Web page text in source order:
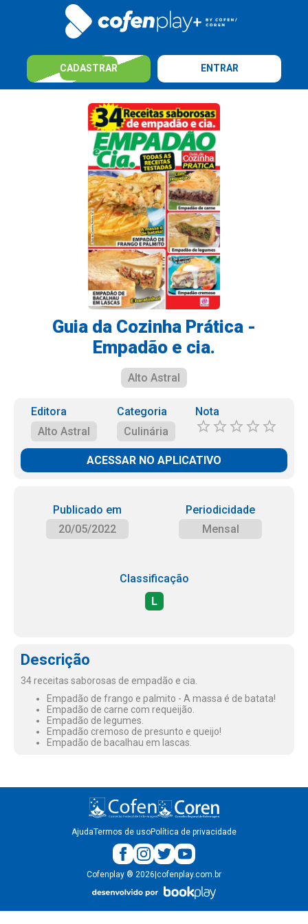
CADASTRAR ENTRAR
Guia da Cozinha Prática -
Empadão e cia.
Alto Astral
Editora
Alto Astral
Categoria
Culinária
Nota
ACESSAR NO APLICATIVO
Publicado em
20/05/2022
Periodicidade
Mensal
Classificação
L
Descrição
34 receitas saborosas de empadão e cia.
Empadão de frango e palmito - A massa é de batata!
Empadão de carne com requeijão.
Empadão de legumes.
Empadão cremoso de presunto e queijo!
Empadão de bacalhau em lascas.
AjudaTermos de usoPolítica de privacidade
Cofenplay ® 2026 cofenplay.com.br